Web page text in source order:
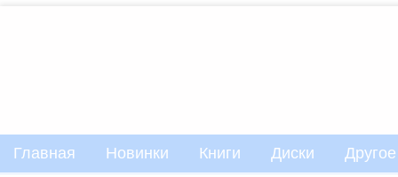
Главная Новинки Книги Диски Другое